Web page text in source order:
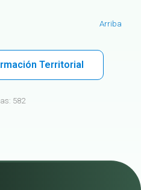
Arriba
Territorial
582